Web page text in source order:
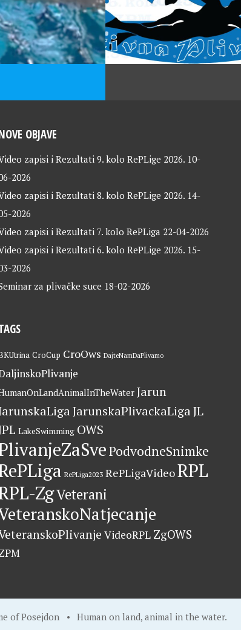
OBJAVE
zapisi i Rezultati 9. kolo RePLige 2026. 10-
2026
zapisi i Rezultati 8. kolo RePLige 2026. 14-
2026
zapisi i Rezultati 7. kolo RePLiga 22-04-2026
zapisi i Rezultati 6. kolo RePLige 2026. 15-
2026
za plivačke suce 18-02-2026
CroCup CroOws DajteNamDaPlivamo
Jarun
JarunskaPlivackaLigaJL
LakeSwimming OWS
PodvodneSnimke
RePLiga2023 RePLigaVideoRPL
ZgVeterani
VideoRPL ZgOWS
of Posejdon • Human on land, animal in the water.